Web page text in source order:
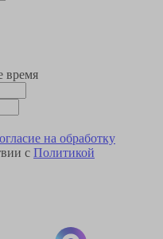
время
на обработку
с Политикой